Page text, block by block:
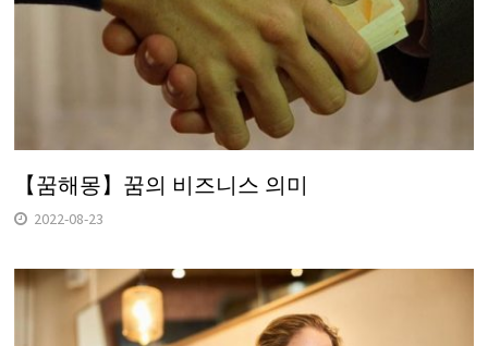
【꿈해몽】꿈의 비즈니스 의미
2022-08-23